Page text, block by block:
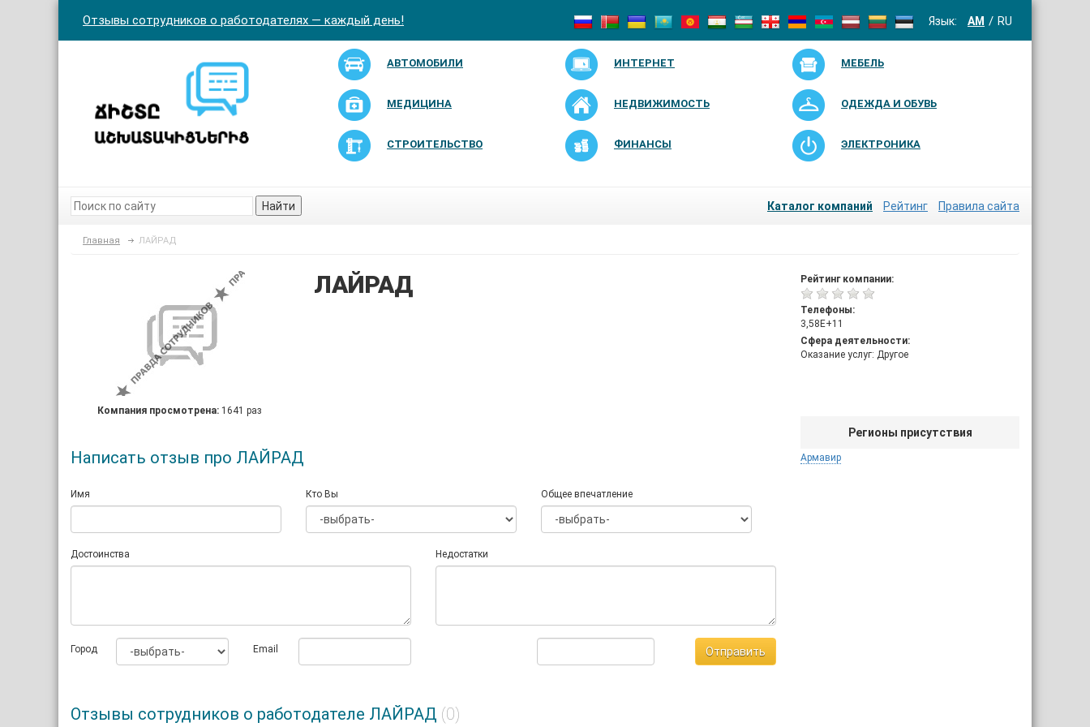
Отзывы сотрудников о работодателях — каждый день! Язык: AM RU
АВТОМОБИЛИ ИНТЕРНЕТ МЕБЕЛЬ
МЕДИЦИНА НЕДВИЖИМОСТЬ ОДЕЖДА И ОБУВЬ
СТРОИТЕЛЬСТВО ФИНАНСЫ ЭЛЕКТРОНИКА
Найти Каталог компаний Рейтинг Правила сайта
Главная ЛАЙРАД
Рейтинг компании:
Телефоны:
3,58E+11
Сфера деятельности:
Оказание услуг: Другое
Регионы присутствия
Армавир
Компания просмотрена: 1641 раз
ЛАЙРАД
Написать отзыв про ЛАЙРАД
Имя Кто Вы Общее впечатление
Достоинства Недостатки
Город Email Отправить
Отзывы сотрудников о работодателе ЛАЙРАД (0)